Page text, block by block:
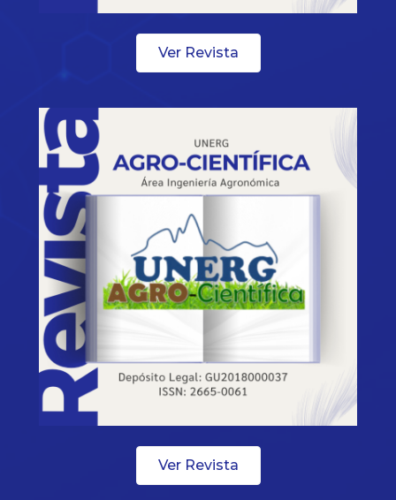
Ver Revista
Ver Revista